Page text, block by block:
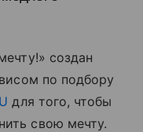
создан
по подбору
для того, чтобы
свою мечту.